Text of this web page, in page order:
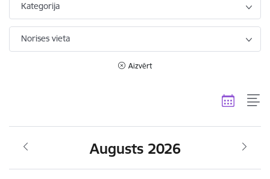
Kategorija
Norises vieta
Aizvērt
Augusts 2026